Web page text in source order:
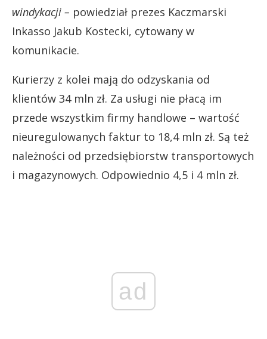
windykacji – powiedział prezes Kaczmarski
Inkasso Jakub Kostecki, cytowany w
komunikacie.
Kurierzy z kolei mają do odzyskania od
klientów 34 mln zł. Za usługi nie płacą im
przede wszystkim firmy handlowe – wartość
nieuregulowanych faktur to 18,4 mln zł. Są też
należności od przedsiębiorstw transportowych
i magazynowych. Odpowiednio 4,5 i 4 mln zł.
ad